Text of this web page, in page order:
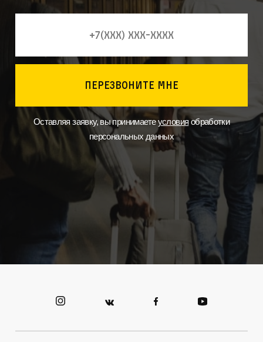
перезвоните мне
Оставляя заявку, вы принимаетеусловияобработки
персональных данных